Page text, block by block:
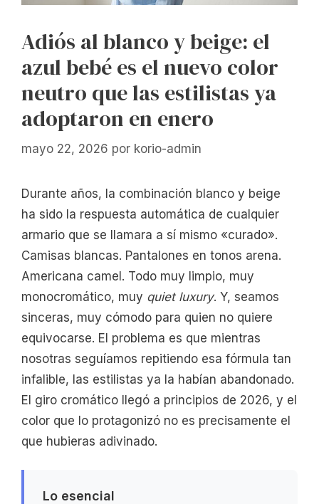
Adiós al blanco y beige: el
azul bebé es el nuevo color
neutro que las estilistas ya
adoptaron en enero
mayo 22, 2026 por korio-admin
Durante años, la combinación blanco y beige
ha sido la respuesta automática de cualquier
armario que se llamara a sí mismo «curado».
Camisas blancas. Pantalones en tonos arena.
Americana camel. Todo muy limpio, muy
monocromático, muy quiet luxury. Y, seamos
sinceras, muy cómodo para quien no quiere
equivocarse. El problema es que mientras
nosotras seguíamos repitiendo esa fórmula tan
infalible, las estilistas ya la habían abandonado.
El giro cromático llegó a principios de 2026, y el
color que lo protagonizó no es precisamente el
que hubieras adivinado.
Lo esencial